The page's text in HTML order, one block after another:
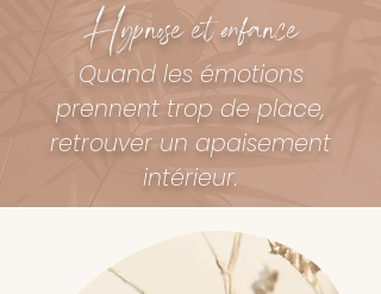
Hypnose et enfance
Quand les émotions
prennent trop de place,
retrouver un apaisement
intérieur.